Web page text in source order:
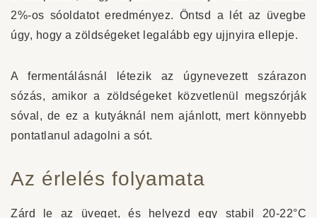
2%-os sóoldatot eredményez. Öntsd a lét az üvegbe
úgy, hogy a zöldségeket legalább egy ujjnyira ellepje.
A fermentálásnál létezik az úgynevezett szárazon
sózás, amikor a zöldségeket közvetlenül megszórják
sóval, de ez a kutyáknál nem ajánlott, mert könnyebb
pontatlanul adagolni a sót.
Az érlelés folyamata
Zárd le az üveget, és helyezd egy stabil 20-22°C